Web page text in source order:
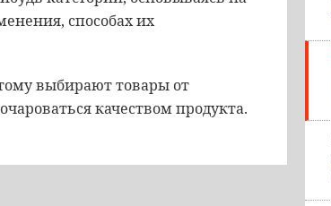
способах их
выбирают товары от
качеством продукта.